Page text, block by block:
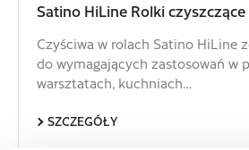
Satino HiLine Rolki czyszczące
Czyściwa w rolach Satino HiLine
do wymagających zastosowań w
warsztatach, kuchniach…
SZCZEGÓŁY